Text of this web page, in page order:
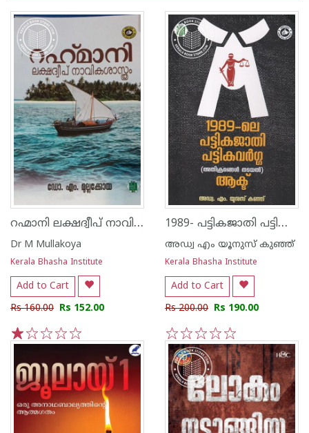
റഹ്മാനി ലക്ഷദ്വീപ് നാവികശാസ്ത്രം
Dr M Mullakoya
Kerala Bhasha Institute
Add to Cart
Rs 160.00 Rs 152.00
5
4
3
2
1
1989- പട്ടികജാതി പട്ടികവർഗ്ഗ -അതിക്രമങ്ങൾ തടയൽ- ആക്ട്
അഡ്വ എം യൂനുസ് കുഞ്ഞ്
Kerala Bhasha Institute
Add to Cart
Rs 200.00 Rs 190.00
5
4
3
2
1